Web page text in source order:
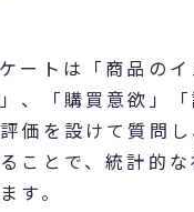
ートは「商品の
、「購買意欲」
価を設けて質問
ことで、統計的
す。